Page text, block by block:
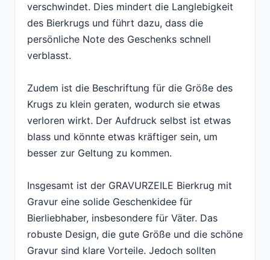
verschwindet. Dies mindert die Langlebigkeit
des Bierkrugs und führt dazu, dass die
persönliche Note des Geschenks schnell
verblasst.
Zudem ist die Beschriftung für die Größe des
Krugs zu klein geraten, wodurch sie etwas
verloren wirkt. Der Aufdruck selbst ist etwas
blass und könnte etwas kräftiger sein, um
besser zur Geltung zu kommen.
Insgesamt ist der GRAVURZEILE Bierkrug mit
Gravur eine solide Geschenkidee für
Bierliebhaber, insbesondere für Väter. Das
robuste Design, die gute Größe und die schöne
Gravur sind klare Vorteile. Jedoch sollten